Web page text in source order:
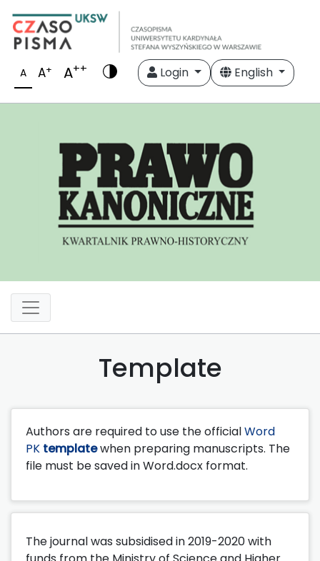
A A+ A++ Login English
Template
Authors are required to use the officialWord
PK templatewhen preparing manuscripts. The
file must be saved in Word.docx format.
The journal was subsidised in 2019-2020 with